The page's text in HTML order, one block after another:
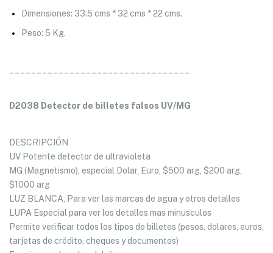
Dimensiones: 33.5 cms * 32 cms * 22 cms.
Peso: 5 Kg.
D2038 Detector de billetes falsos UV/MG
DESCRIPCIÓN
UV Potente detector de ultravioleta
MG (Magnetismo), especial Dolar, Euro, $500 arg, $200 arg,
$1000 arg
LUZ BLANCA, Para ver las marcas de agua y otros detalles
LUPA Especial para ver los detalles mas minusculos
Permite verificar todos los tipos de billetes (pesos, dolares, euros,
tarjetas de crédito, cheques y documentos)